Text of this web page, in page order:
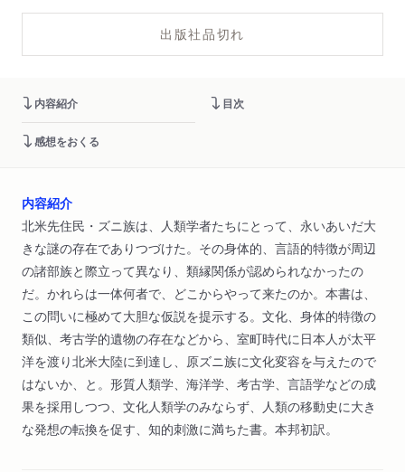
出版社品切れ
内容紹介 目次
感想をおくる
内容紹介
北米先住民・ズニ族は、人類学者たちにとって、永いあいだ大
きな謎の存在でありつづけた。その身体的、言語的特徴が周辺
の諸部族と際立って異なり、類縁関係が認められなかったの
だ。かれらは一体何者で、どこからやって来たのか。本書は、
この問いに極めて大胆な仮説を提示する。文化、身体的特徴の
類似、考古学的遺物の存在などから、室町時代に日本人が太平
洋を渡り北米大陸に到達し、原ズニ族に文化変容を与えたので
はないか、と。形質人類学、海洋学、考古学、言語学などの成
果を採用しつつ、文化人類学のみならず、人類の移動史に大き
な発想の転換を促す、知的刺激に満ちた書。本邦初訳。